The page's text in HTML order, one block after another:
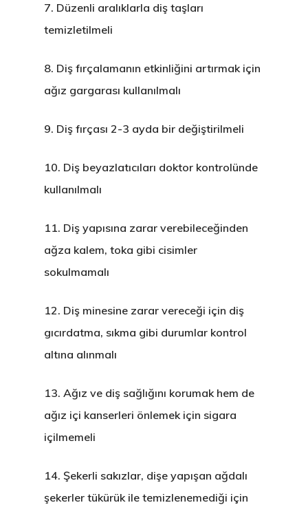
7. Düzenli aralıklarla diş taşları
temizletilmeli
8. Diş fırçalamanın etkinliğini artırmak için
ağız gargarası kullanılmalı
9. Diş fırçası 2-3 ayda bir değiştirilmeli
10. Diş beyazlatıcıları doktor kontrolünde
kullanılmalı
11. Diş yapısına zarar verebileceğinden
ağza kalem, toka gibi cisimler
sokulmamalı
12. Diş minesine zarar vereceği için diş
gıcırdatma, sıkma gibi durumlar kontrol
altına alınmalı
13. Ağız ve diş sağlığını korumak hem de
ağız içi kanserleri önlemek için sigara
içilmemeli
14. Şekerli sakızlar, dişe yapışan ağdalı
şekerler tükürük ile temizlenemediği için